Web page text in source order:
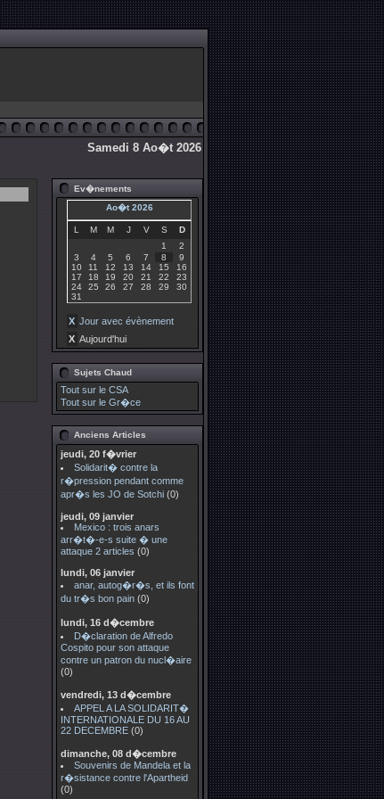
Samedi 8 Ao�t 2026
Ev�nements
Ao�t 2026
L M M J V S
D
1
2
3
4 5 6 7 8
9
10
11 12 13 14 15
16
17
18 19 20 21 22
23
24
25 26 27 28 29
30
31
X Jour avec évènement
X Aujourd'hui
Sujets Chaud
Tout sur le CSA
Tout sur le Gr�ce
Anciens Articles
jeudi, 20 f�vrier
Solidarit� contre la
r�pression pendant comme
apr�s les JO de Sotchi (0)
jeudi, 09 janvier
Mexico : trois anars
arr�t�-e-s suite � une
attaque 2 articles (0)
lundi, 06 janvier
anar, autog�r�s, et ils font
du tr�s bon pain (0)
lundi, 16 d�cembre
D�claration de Alfredo
Cospito pour son attaque
contre un patron du nucl�aire
(0)
vendredi, 13 d�cembre
APPEL A LA SOLIDARIT�
INTERNATIONALE DU 16 AU
22 DECEMBRE (0)
dimanche, 08 d�cembre
Souvenirs de Mandela et la
r�sistance contre l'Apartheid
(0)